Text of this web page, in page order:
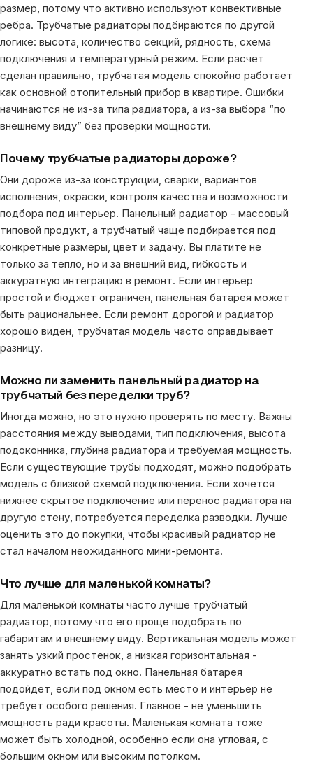
размер, потому что активно используют конвективные
ребра. Трубчатые радиаторы подбираются по другой
логике: высота, количество секций, рядность, схема
подключения и температурный режим. Если расчет
сделан правильно, трубчатая модель спокойно работает
как основной отопительный прибор в квартире. Ошибки
начинаются не из-за типа радиатора, а из-за выбора “по
внешнему виду” без проверки мощности.
Почему трубчатые радиаторы дороже?
Они дороже из-за конструкции, сварки, вариантов
исполнения, окраски, контроля качества и возможности
подбора под интерьер. Панельный радиатор - массовый
типовой продукт, а трубчатый чаще подбирается под
конкретные размеры, цвет и задачу. Вы платите не
только за тепло, но и за внешний вид, гибкость и
аккуратную интеграцию в ремонт. Если интерьер
простой и бюджет ограничен, панельная батарея может
быть рациональнее. Если ремонт дорогой и радиатор
хорошо виден, трубчатая модель часто оправдывает
разницу.
Можно ли заменить панельный радиатор на
трубчатый без переделки труб?
Иногда можно, но это нужно проверять по месту. Важны
расстояния между выводами, тип подключения, высота
подоконника, глубина радиатора и требуемая мощность.
Если существующие трубы подходят, можно подобрать
модель с близкой схемой подключения. Если хочется
нижнее скрытое подключение или перенос радиатора на
другую стену, потребуется переделка разводки. Лучше
оценить это до покупки, чтобы красивый радиатор не
стал началом неожиданного мини-ремонта.
Что лучше для маленькой комнаты?
Для маленькой комнаты часто лучше трубчатый
радиатор, потому что его проще подобрать по
габаритам и внешнему виду. Вертикальная модель может
занять узкий простенок, а низкая горизонтальная -
аккуратно встать под окно. Панельная батарея
подойдет, если под окном есть место и интерьер не
требует особого решения. Главное - не уменьшить
мощность ради красоты. Маленькая комната тоже
может быть холодной, особенно если она угловая, с
большим окном или высоким потолком.